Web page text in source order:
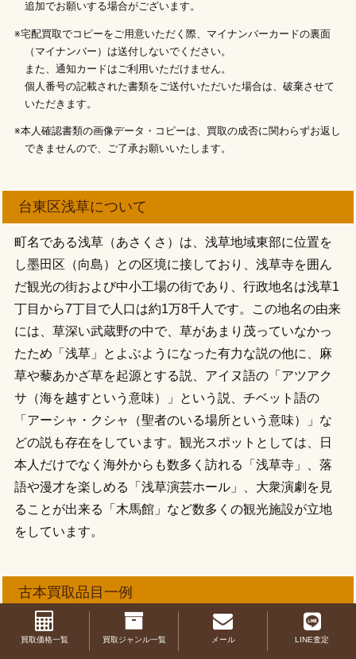
追加でお願いする場合がございます。
※宅配買取でコピーをご用意いただく際、マイナンバーカードの裏面
（マイナンバー）は送付しないでください。
また、通知カードはご利用いただけません。
個人番号の記載された書類をご送付いただいた場合は、破棄させて
いただきます。
※本人確認書類の画像データ・コピーは、買取の成否に関わらずお返し
できませんので、ご了承お願いいたします。
台東区浅草について
町名である浅草（あさくさ）は、浅草地域東部に位置を
し墨田区（向島）との区境に接しており、浅草寺を囲ん
だ観光の街および中小工場の街であり、行政地名は浅草1
丁目から7丁目で人口は約1万8千人です。この地名の由来
には、草深い武蔵野の中で、草があまり茂っていなかっ
たため「浅草」とよぶようになった有力な説の他に、麻
草や藜あかざ草を起源とする説、アイヌ語の「アツアク
サ（海を越すという意味）」という説、チベット語の
「アーシャ・クシャ（聖者のいる場所という意味）」な
どの説も存在をしています。観光スポットとしては、日
本人だけでなく海外からも数多く訪れる「浅草寺」、落
語や漫才を楽しめる「浅草演芸ホール」、大衆演劇を見
ることが出来る「木馬館」など数多くの観光施設が立地
をしています。
古本買取品目一例
古い本から最新の本まで 幅広いジャンル に対応します！
チェーン店やネット古書店では取り扱いが難しいと思われるジャ
買取価格一覧 買取ジャンル一覧 メール LINE査定